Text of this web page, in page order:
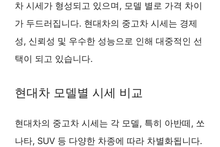
차 시세가 형성되고 있으며, 모델 별로 가격 차이
가 두드러집니다. 현대차의 중고차 시세는 경제
성, 신뢰성 및 우수한 성능으로 인해 대중적인 선
택이 되고 있습니다.
현대차 모델별 시세 비교
현대차의 중고차 시세는 각 모델, 특히 아반떼, 쏘
나타, SUV 등 다양한 차종에 따라 차별화됩니다.